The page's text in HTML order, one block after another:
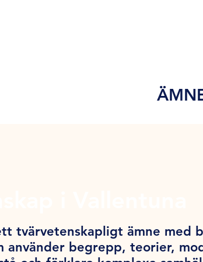
tvärvetenskapligt ämne med
använder begrepp, teorier,